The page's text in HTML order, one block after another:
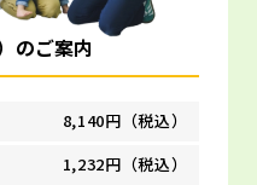
のご案内
8,140円（税込）
1,232円（税込）